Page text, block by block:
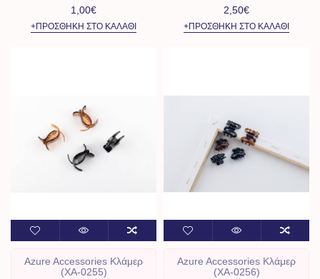
1,00€
+ΠΡΟΣΘΉΚΗ ΣΤΟ ΚΑΛΆΘΙ
2,50€
+ΠΡΟΣΘΉΚΗ ΣΤΟ ΚΑΛΆΘΙ
Azure Accessories Kλάμερ
(ΧΑ-0255)
Azure Accessories Kλάμερ
(ΧΑ-0256)